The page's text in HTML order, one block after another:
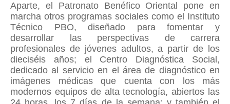
Aparte, el Patronato Benéfico Oriental pone en
marcha otros programas sociales como el Instituto
Técnico PBO, diseñado para fomentar y
desarrollar las perspectivas de carrera
profesionales de jóvenes adultos, a partir de los
dieciséis años; el Centro Diagnóstica Social,
dedicado al servicio en el área de diagnóstico en
imágenes médicas que cuenta con los más
modernos equipos de alta tecnología, abiertos las